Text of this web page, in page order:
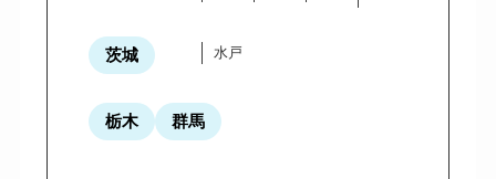
茨城 水戸
栃木 群馬